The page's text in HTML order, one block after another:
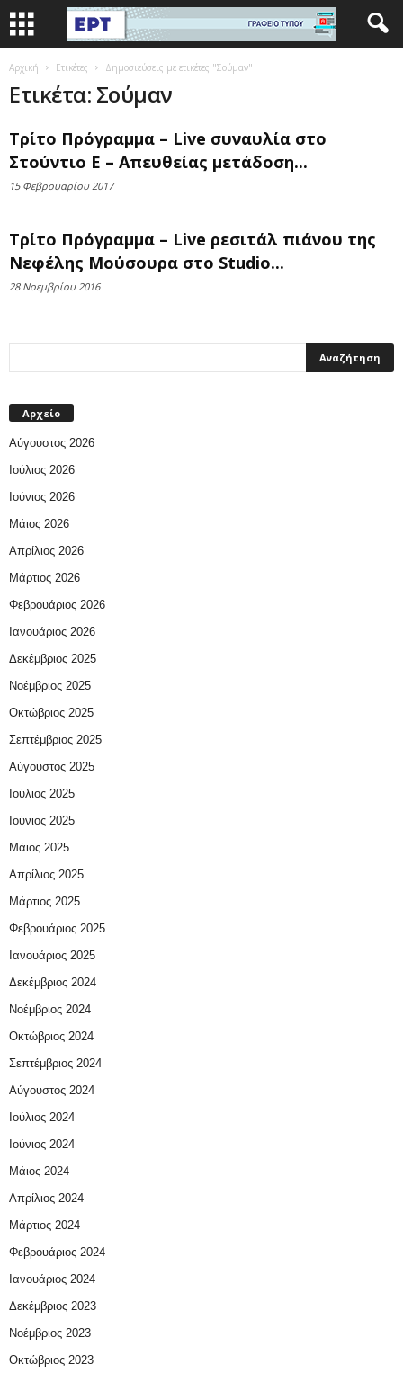
Αρχική Ετικέτες Δημοσιεύσεις με ετικέτες "Σούμαν"
Ετικέτα: Σούμαν
Τρίτο Πρόγραμμα – Live συναυλία στο
Στούντιο Ε – Απευθείας μετάδοση...
15 Φεβρουαρίου 2017
Τρίτο Πρόγραμμα – Live ρεσιτάλ πιάνου της
Νεφέλης Μούσουρα στο Studio...
28 Νοεμβρίου 2016
Αρχείο
Αύγουστος 2026
Ιούλιος 2026
Ιούνιος 2026
Μάιος 2026
Απρίλιος 2026
Μάρτιος 2026
Φεβρουάριος 2026
Ιανουάριος 2026
Δεκέμβριος 2025
Νοέμβριος 2025
Οκτώβριος 2025
Σεπτέμβριος 2025
Αύγουστος 2025
Ιούλιος 2025
Ιούνιος 2025
Μάιος 2025
Απρίλιος 2025
Μάρτιος 2025
Φεβρουάριος 2025
Ιανουάριος 2025
Δεκέμβριος 2024
Νοέμβριος 2024
Οκτώβριος 2024
Σεπτέμβριος 2024
Αύγουστος 2024
Ιούλιος 2024
Ιούνιος 2024
Μάιος 2024
Απρίλιος 2024
Μάρτιος 2024
Φεβρουάριος 2024
Ιανουάριος 2024
Δεκέμβριος 2023
Νοέμβριος 2023
Οκτώβριος 2023